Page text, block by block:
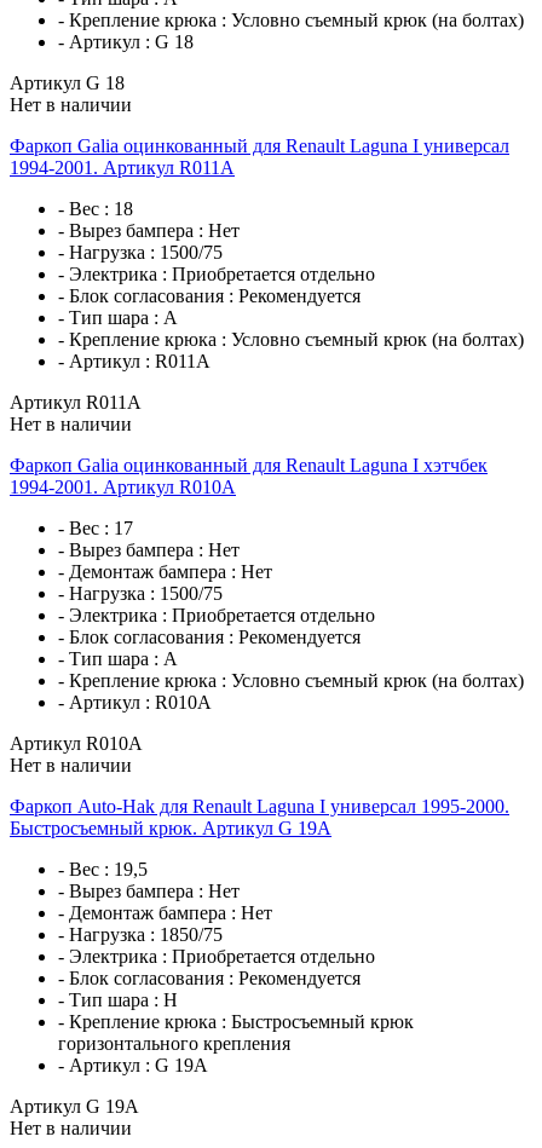
- Крепление крюка : Условно съемный крюк (на болтах)
- Артикул : G 18
Артикул G 18
Нет в наличии
Фаркоп Galia оцинкованный для Renault Laguna I универсал
1994-2001. Артикул R011A
- Вес : 18
- Вырез бампера : Нет
- Нагрузка : 1500/75
- Электрика : Приобретается отдельно
- Блок согласования : Рекомендуется
- Тип шара : A
- Крепление крюка : Условно съемный крюк (на болтах)
- Артикул : R011A
Артикул R011A
Нет в наличии
Фаркоп Galia оцинкованный для Renault Laguna I хэтчбек
1994-2001. Артикул R010A
- Вес : 17
- Вырез бампера : Нет
- Демонтаж бампера : Нет
- Нагрузка : 1500/75
- Электрика : Приобретается отдельно
- Блок согласования : Рекомендуется
- Тип шара : A
- Крепление крюка : Условно съемный крюк (на болтах)
- Артикул : R010A
Артикул R010A
Нет в наличии
Фаркоп Auto-Hak для Renault Laguna I универсал 1995-2000.
Быстросъемный крюк. Артикул G 19A
- Вес : 19,5
- Вырез бампера : Нет
- Демонтаж бампера : Нет
- Нагрузка : 1850/75
- Электрика : Приобретается отдельно
- Блок согласования : Рекомендуется
- Тип шара : H
- Крепление крюка : Быстросъемный крюк
горизонтального крепления
- Артикул : G 19A
Артикул G 19A
Нет в наличии